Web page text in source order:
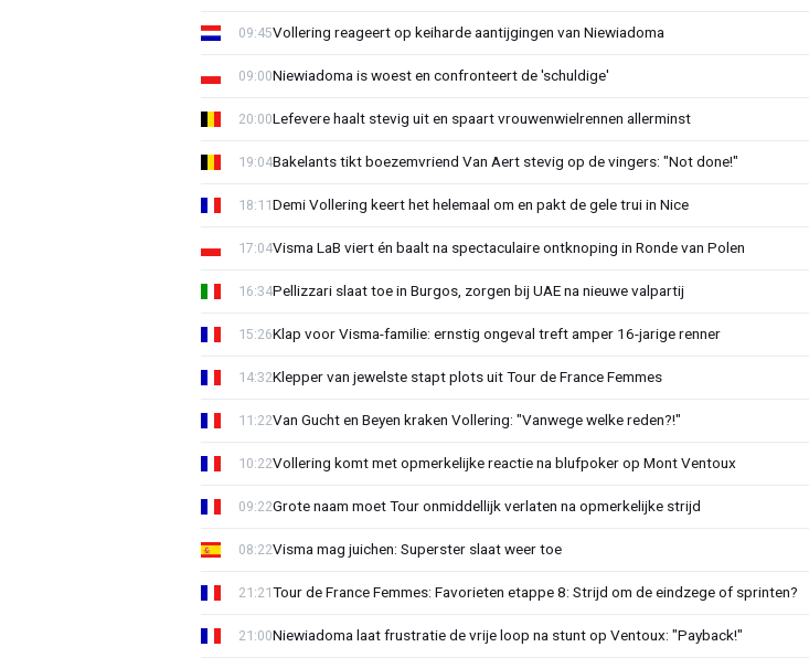
Vollering reageert op keiharde aantijgingen van Niewiadoma
09:45
Niewiadoma is woest en confronteert de 'schuldige'
09:00
Lefevere haalt stevig uit en spaart vrouwenwielrennen allerminst
20:00
Bakelants tikt boezemvriend Van Aert stevig op de vingers: "Not done!"
19:04
Demi Vollering keert het helemaal om en pakt de gele trui in Nice
18:11
Visma LaB viert én baalt na spectaculaire ontknoping in Ronde van Polen
17:04
Pellizzari slaat toe in Burgos, zorgen bij UAE na nieuwe valpartij
16:34
Klap voor Visma-familie: ernstig ongeval treft amper 16-jarige renner
15:26
Klepper van jewelste stapt plots uit Tour de France Femmes
14:32
Van Gucht en Beyen kraken Vollering: "Vanwege welke reden?!"
11:22
Vollering komt met opmerkelijke reactie na blufpoker op Mont Ventoux
10:22
Grote naam moet Tour onmiddellijk verlaten na opmerkelijke strijd
09:22
Visma mag juichen: Superster slaat weer toe
08:22
Tour de France Femmes: Favorieten etappe 8: Strijd om de eindzege of sprinten?
21:21
Niewiadoma laat frustratie de vrije loop na stunt op Ventoux: "Payback!"
21:00